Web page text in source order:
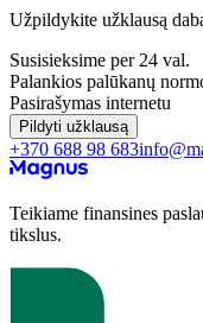
Užpildykite užklausą
Susisieksime per 24 val.
Palankios palūkanų
Pasirašymas internetu
Pildyti užklausą
+370 688 98 683
Teikiame finansines
tikslus.